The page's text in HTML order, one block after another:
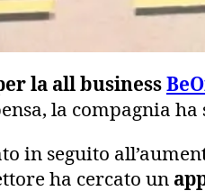
la all business
la compagnia ha
in seguito
ha cercato un